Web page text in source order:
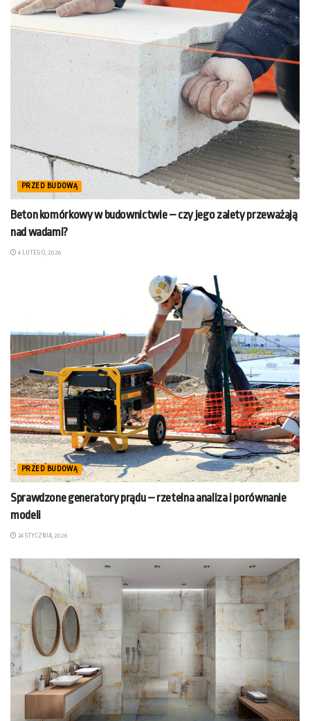
PRZED BUDOWĄ
Beton komórkowy w budownictwie – czy jego zalety przeważają
nad wadami?
4 LUTEGO, 2026
PRZED BUDOWĄ
Sprawdzone generatory prądu – rzetelna analiza i porównanie
modeli
24 STYCZNIA, 2026